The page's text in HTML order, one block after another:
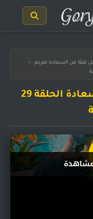
من السعادة مترجم
»
مسلسل قليلًا من السعادة الحلقة 29